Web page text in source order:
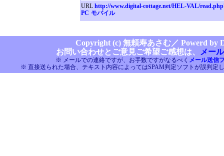
URL http://www.digital-cottage.net/HEL-VAL/
PC モバイル
Copyright (c) 無頼寿あさむ／ Powerd by
お問い合わせとご意見ご希望ご感想は、
メー
※ メールでの連絡ですが、お手数ですがなるべく メール送信
※ 直接送られた場合、テキスト内容によってはSPAM判定ソフトが誤判定